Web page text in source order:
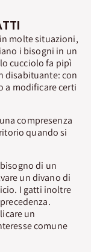
molte situazioni,
i bisogni in un
cucciolo fa pipì
disabituante: con
a modificare certi
compresenza
quando si
di un
un divano di
I gatti inoltre
un
comune